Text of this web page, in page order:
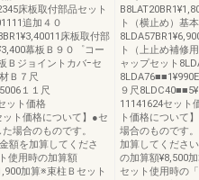
床板取付部品セット
追加４０
床板取付部
幕板Ｂ９０゜コー
Ｂジョイントカバｰセ
Ｂ７尺
１１尺
ット価格
ット価格について】●セ
場合のものです。
額を加算してくださ
使用時の加算額
加算※束柱Ｂセット
ト（横止め）基
ト（上止め補修
ャップセット
９尺
11141624セット
ト価格について
場合のものです
加算してくださ
の加算額¥8,500
セット使用時の